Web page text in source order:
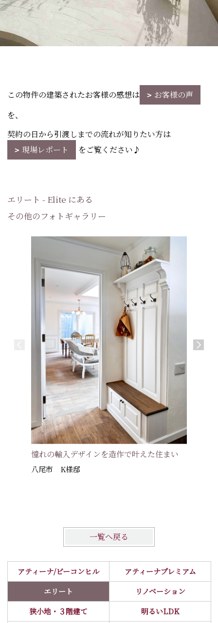
この物件の建築されたお客様の感想は
お客様の声
を、
契約の日から引渡しまでの流れが知りたい方は
現場レポート
をご覧ください♪
エリート - Elite にある
その他のフォトギャラリー
憧れの輸入デザインを造作で叶えた住まい
八尾市 K様邸
一覧へ戻る
アティーナ/ビーコンヒル
アティーナプレミアム
エリート
リノベーション
狭小地・３階建て
明るいLDK